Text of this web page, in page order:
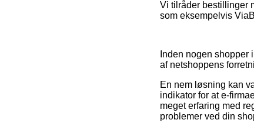
Vi tilråder bestillinger
som eksempelvis
Inden nogen
af netshoppens
En nem løsning kan
indikator for at e-
meget erfaring med
problemer ved din